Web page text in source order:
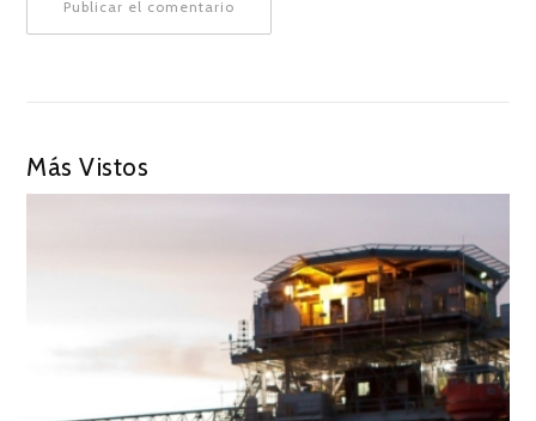
Más Vistos